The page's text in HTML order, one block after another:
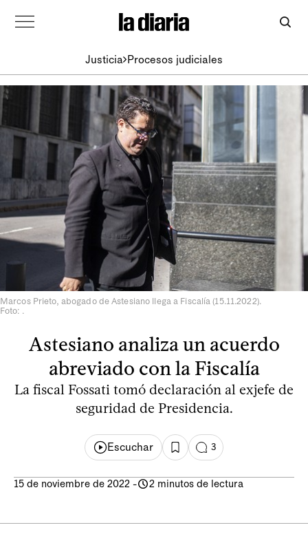
Justicia Procesos judiciales
Marcos Prieto, abogado de Astesiano llega a Fiscalía (15.11.2022).
Foto: .
Astesiano analiza un acuerdo
abreviado con la Fiscalía
La fiscal Fossati tomó declaración al exjefe de
seguridad de Presidencia.
Escuchar 3
15 de noviembre de 2022 - 2 minutos de lectura